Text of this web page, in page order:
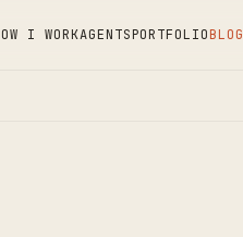
I WORKAGENTSPORTFOLIOBLOG